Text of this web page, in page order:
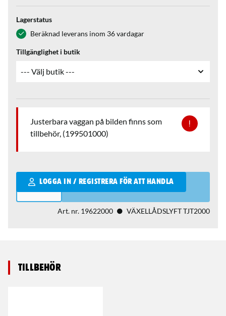
Lagerstatus
Beräknad leverans inom 36 vardagar
Tillgänglighet i butik
Justerbara vaggan på bilden finns som
tillbehör, (199501000)
LOGGA IN / REGISTRERA FÖR ATT HANDLA
Qantity
Art. nr. 19622000 VÄXELLÅDSLYFT TJT2000
Tillbehör